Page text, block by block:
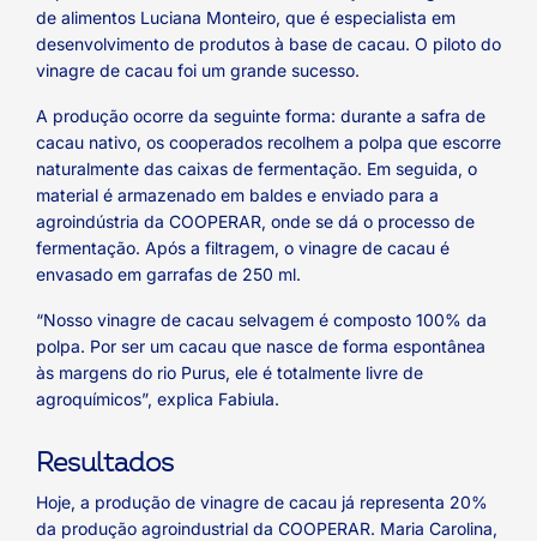
de alimentos Luciana Monteiro, que é especialista em
desenvolvimento de produtos à base de cacau. O piloto do
vinagre de cacau foi um grande sucesso.
A produção ocorre da seguinte forma: durante a safra de
cacau nativo, os cooperados recolhem a polpa que escorre
naturalmente das caixas de fermentação. Em seguida, o
material é armazenado em baldes e enviado para a
agroindústria da COOPERAR, onde se dá o processo de
fermentação. Após a filtragem, o vinagre de cacau é
envasado em garrafas de 250 ml.
“Nosso vinagre de cacau selvagem é composto 100% da
polpa. Por ser um cacau que nasce de forma espontânea
às margens do rio Purus, ele é totalmente livre de
agroquímicos”, explica Fabiula.
Resultados
Hoje, a produção de vinagre de cacau já representa 20%
da produção agroindustrial da COOPERAR. Maria Carolina,